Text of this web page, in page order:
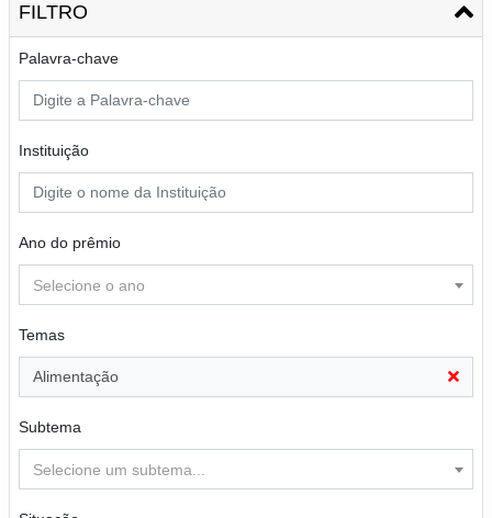
FILTRO
Palavra-chave
Instituição
Ano do prêmio
Selecione o ano
Temas
Alimentação
Subtema
Selecione um subtema...